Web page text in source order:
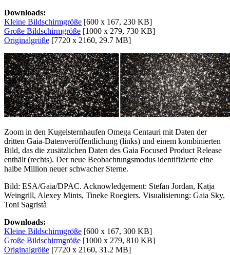
Downloads:
Kleine Bildschirmgröße [600 x 167, 230 KB]
Große Bildschirmgröße [1000 x 279, 730 KB]
Originalgröße [7720 x 2160, 29.7 MB]
Zoom in den Kugelsternhaufen Omega Centauri mit Daten der
dritten Gaia-Datenveröffentlichung (links) und einem kombinierten
Bild, das die zusätzlichen Daten des Gaia Focused Product Release
enthält (rechts). Der neue Beobachtungsmodus identifizierte eine
halbe Million neuer schwacher Sterne.
Bild: ESA/Gaia/DPAC. Acknowledgement: Stefan Jordan, Katja
Weingrill, Alexey Mints, Tineke Roegiers. Visualisierung: Gaia Sky,
Toni Sagristà
Downloads:
Kleine Bildschirmgröße [600 x 167, 300 KB]
Große Bildschirmgröße [1000 x 279, 810 KB]
Originalgröße [7720 x 2160, 31.2 MB]